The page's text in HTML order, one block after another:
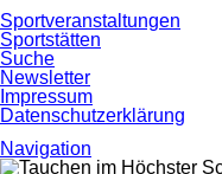
Sportveranstaltungen
Sportstätten
Suche
Newsletter
Impressum
Datenschutzerklärung
Navigation